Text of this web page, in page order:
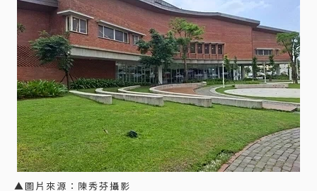
▲圖片來源：陳秀芬攝影